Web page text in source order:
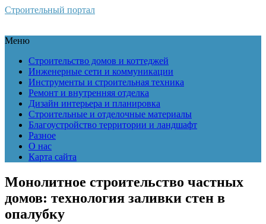
Строительный портал
Меню
Строительство домов и коттеджей
Инженерные сети и коммуникации
Инструменты и строительная техника
Ремонт и внутренняя отделка
Дизайн интерьера и планировка
Строительные и отделочные материалы
Благоустройство территории и ландшафт
Разное
О нас
Карта сайта
Монолитное строительство частных
домов: технология заливки стен в
опалубку